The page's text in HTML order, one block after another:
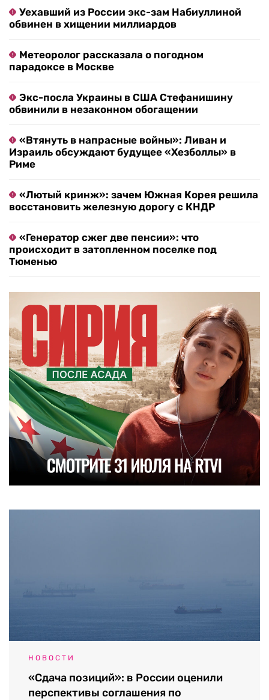
Уехавший из России экс-зам Набиуллиной
обвинен в хищении миллиардов
Метеоролог рассказала о погодном
парадоксе в Москве
Экс-посла Украины в США Стефанишину
обвинили в незаконном обогащении
«Втянуть в напрасные войны»: Ливан и
Израиль обсуждают будущее «Хезболлы» в
Риме
«Лютый кринж»: зачем Южная Корея решила
восстановить железную дорогу с КНДР
«Генератор сжег две пенсии»: что
происходит в затопленном поселке под
Тюменью
НОВОСТИ
«Сдача позиций»: в России оценили
перспективы соглашения по